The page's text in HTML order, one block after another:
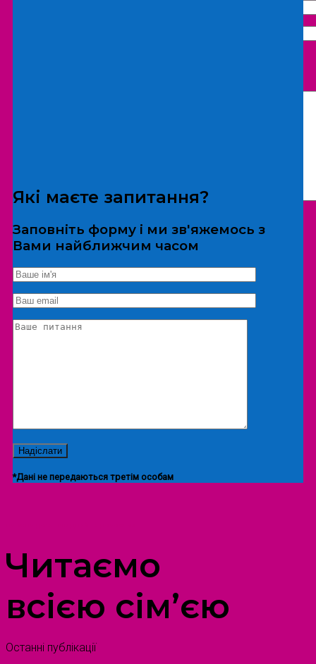
*Дані не передаються третім особам
Екскурсія/локація
Які маєте запитання?
Заповніть форму і ми зв'яжемось з
Вами найближчим часом
*Дані не передаються третім особам
Читаємо
всією сім’єю
Останні публікації